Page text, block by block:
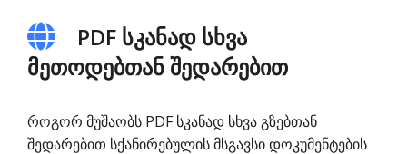
PDF სკანად სხვა
მეთოდებთან შედარებით
როგორ მუშაობს PDF სკანად სხვა გზებთან
შედარებით სქანირებულის მსგავსი დოკუმენტების